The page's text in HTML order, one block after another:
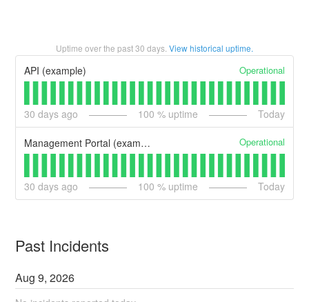
Uptime over the past30 days. View historical uptime.
API (example) Operational
30 days ago 100 % uptime Today
Management Portal (example) Operational
30 days ago 100 % uptime Today
Past Incidents
Aug9,2026